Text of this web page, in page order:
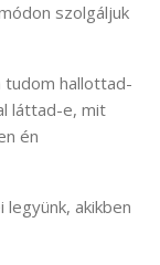
szolgáljuk
tudom hallottad-
láttad-e, mit
én
akikben